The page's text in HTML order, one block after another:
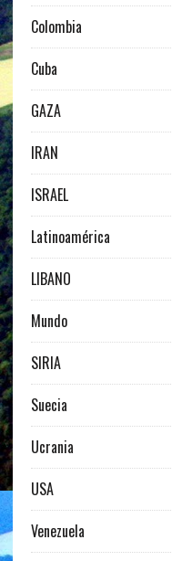
Colombia
Cuba
GAZA
IRAN
ISRAEL
Latinoamérica
LIBANO
Mundo
SIRIA
Suecia
Ucrania
USA
Venezuela